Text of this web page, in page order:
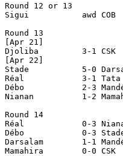
Round 12 or 13
Sigui		awd COB		[COB forfait; decision taken on Apr 20]
Round 13
[Apr 21]
Djoliba		3-1 CSK
[Apr 22]
Stade		5-0 Darsalam
Réal		3-1 Tata
Débo		2-3 Mandé
Nianan		1-2 Mamahira
Round 14
Réal            0-3
Débo            0-3
Darsalam        1-1
Mamahira        0-0 CSK